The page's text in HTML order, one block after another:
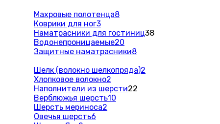
Махровые полотенца8
Коврики для ног3
Наматрасники для гостиниц38
Водонепроницаемые20
Защитные наматрасники8
Шелк (волокно шелкопряда)2
Хлопковое волокно2
Наполнители из шерсти22
Верблюжья шерсть10
Шерсть мериноса2
Овечья шерсть6